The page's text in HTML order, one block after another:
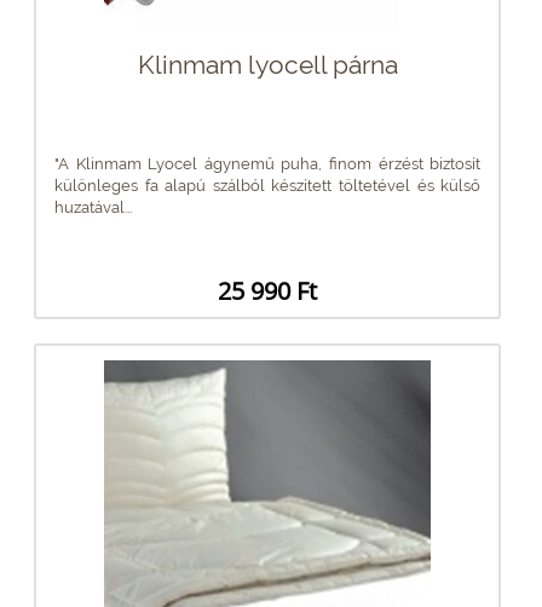
Klinmam lyocell párna
"A Klinmam Lyocel ágynemű puha, finom érzést biztosít
különleges fa alapú szálból készített töltetével és külső
huzatával...
25 990 Ft